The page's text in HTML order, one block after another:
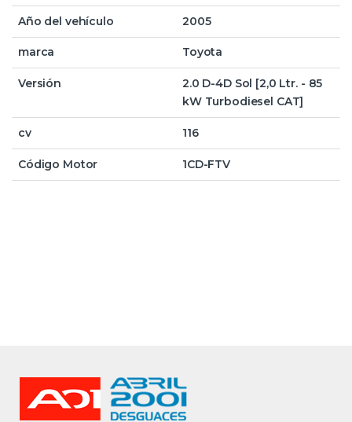
Año del vehículo 2005
marca Toyota
Versión
2.0 D-4D Sol [2,0 Ltr. - 85
kW Turbodiesel CAT]
cv 116
Código Motor 1CD-FTV